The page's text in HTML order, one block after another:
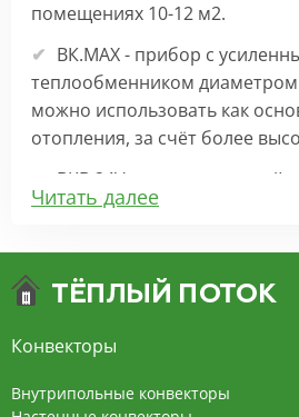
помещениях 10-12 м2.
ВК.МАХ - прибор с
теплообменником
можно использовать как
отопления, за счёт более
ВКВ 24V – внутрипольный
отопления с вентилятором на
экономит электроэнергию и
конвекцией на 220В. За счет
вентилятора создает
Читать далее
Конвекторы
Внутрипольные конвекторы